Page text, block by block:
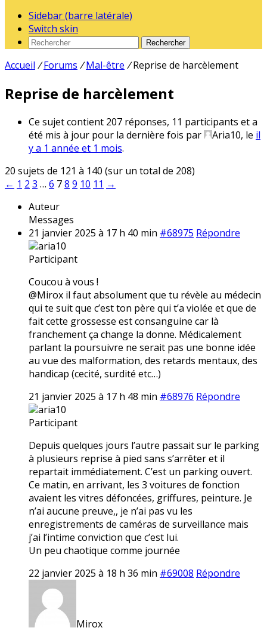
Sidebar (barre latérale)
Switch skin
Rechercher
Accueil / Forums / Mal-être / Reprise de harcèlement
Reprise de harcèlement
Ce sujet contient 207 réponses, 11 participants et a
été mis à jour pour la dernière fois par
Aria10, le il
y a 1 année et 1 mois.
20 sujets de 121 à 140 (sur un total de 208)
← 1 2 3 … 6 78 9 10 11 →
Auteur
Messages
21 janvier 2025 à 17 h 40 min #68975 Répondre
aria10
Participant
Coucou à vous !
@Mirox il faut absolument que tu révèle au médecin
qui te suit que c’est ton père qui t’a violée et que de
fait cette grossesse est consanguine car là
franchement ça change la donne. Médicalement
parlant la poursuivre ne serait pas une bonne idée
au vue des malformation, des retards mentaux, des
handicap (cecité, surdité etc…)
21 janvier 2025 à 17 h 48 min #68976 Répondre
aria10
Participant
Depuis quelques jours l’autre passait sur le parking
à plusieurs reprise à pied sans s’arrêter et il
repartait immédiatement. C’est un parking ouvert.
Ce matin, en arrivant, les 3 voitures de fonction
avaient les vitres défoncées, griffures, peinture. Je
n’ai aucune preuve,, je n’ai pas vu les
enregistrements de caméras de surveillance mais
j’ai l’intime conviction que c’est lui.
Un peu chaotique comme journée
22 janvier 2025 à 18 h 36 min #69008 Répondre
Mirox